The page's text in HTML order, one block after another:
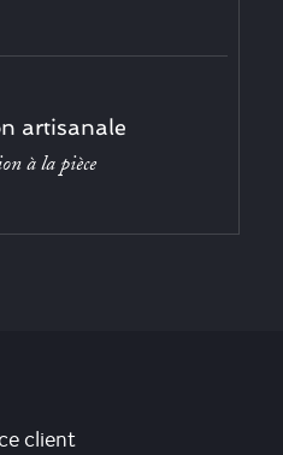
artisanale
à la pièce
client